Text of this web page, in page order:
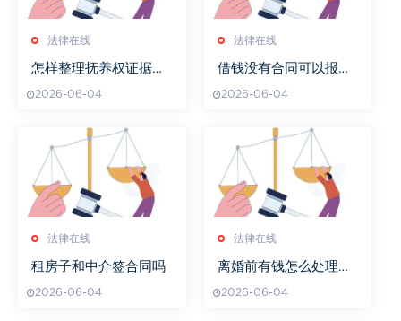
法律在线
怎样整理抚养权证据资
2026-06-04
法律在线
借钱没有合同可以报警
2026-06-04
法律在线
租房子和中介签合同吗
2026-06-04
法律在线
离婚前有钱怎么处理财
2026-06-04